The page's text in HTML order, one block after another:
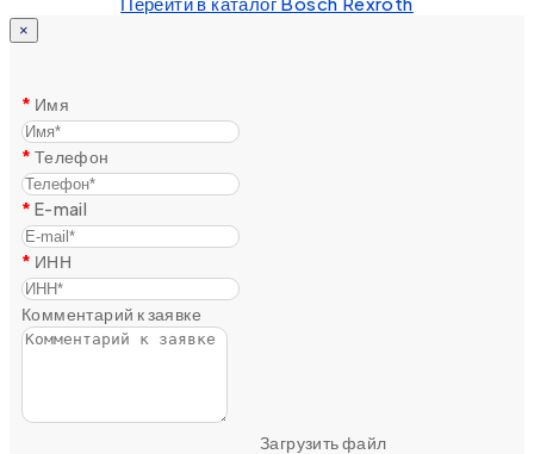
×
Имя
Телефон
E-mail
ИНН
Комментарий к заявке
Загрузить файл